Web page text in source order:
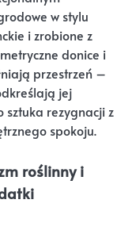
w stylu
i zrobione z
donice i
przestrzeń –
jej
sztuka rezygnacji z
spokoju.
roślinny i